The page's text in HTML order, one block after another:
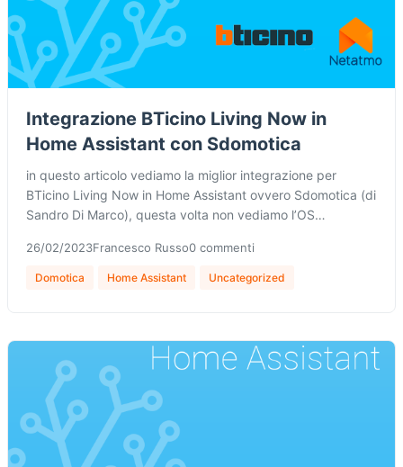
Integrazione BTicino Living Now in
Home Assistant con Sdomotica
in questo articolo vediamo la miglior integrazione per
BTicino Living Now in Home Assistant ovvero Sdomotica (di
Sandro Di Marco), questa volta non vediamo l’OS…
26/02/2023Francesco Russo0 commenti
Domotica Home Assistant Uncategorized